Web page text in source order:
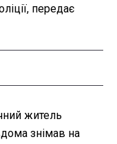
передає
житель
знімав на